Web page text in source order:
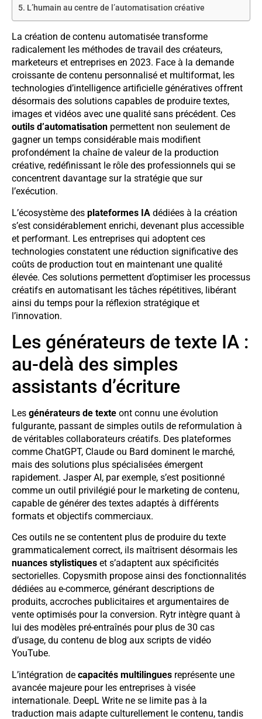
L’humain au centre de l’automatisation créative
La création de contenu automatisée transforme
radicalement les méthodes de travail des créateurs,
marketeurs et entreprises en 2023. Face à la demande
croissante de contenu personnalisé et multiformat, les
technologies d’intelligence artificielle génératives offrent
désormais des solutions capables de produire textes,
images et vidéos avec une qualité sans précédent. Ces
outils d’automatisation permettent non seulement de
gagner un temps considérable mais modifient
profondément la chaîne de valeur de la production
créative, redéfinissant le rôle des professionnels qui se
concentrent davantage sur la stratégie que sur
l’exécution.
L’écosystème des plateformes IA dédiées à la création
s’est considérablement enrichi, devenant plus accessible
et performant. Les entreprises qui adoptent ces
technologies constatent une réduction significative des
coûts de production tout en maintenant une qualité
élevée. Ces solutions permettent d’optimiser les processus
créatifs en automatisant les tâches répétitives, libérant
ainsi du temps pour la réflexion stratégique et
l’innovation.
Les générateurs de texte IA :
au-delà des simples
assistants d’écriture
Les générateurs de texte ont connu une évolution
fulgurante, passant de simples outils de reformulation à
de véritables collaborateurs créatifs. Des plateformes
comme ChatGPT, Claude ou Bard dominent le marché,
mais des solutions plus spécialisées émergent
rapidement. Jasper AI, par exemple, s’est positionné
comme un outil privilégié pour le marketing de contenu,
capable de générer des textes adaptés à différents
formats et objectifs commerciaux.
Ces outils ne se contentent plus de produire du texte
grammaticalement correct, ils maîtrisent désormais les
nuances stylistiques et s’adaptent aux spécificités
sectorielles. Copysmith propose ainsi des fonctionnalités
dédiées au e-commerce, générant descriptions de
produits, accroches publicitaires et argumentaires de
vente optimisés pour la conversion. Rytr intègre quant à
lui des modèles pré-entraînés pour plus de 30 cas
d’usage, du contenu de blog aux scripts de vidéo
YouTube.
L’intégration de capacités multilingues représente une
avancée majeure pour les entreprises à visée
internationale. DeepL Write ne se limite pas à la
traduction mais adapte culturellement le contenu, tandis